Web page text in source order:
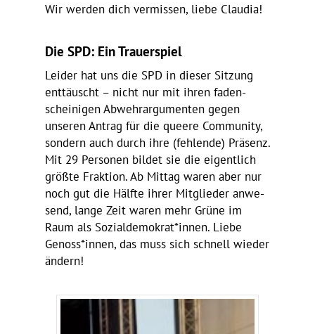
Wir werden dich vermissen, liebe Claudia!
Die SPD: Ein Trauerspiel
Leider hat uns die SPD in dieser Sitzung
enttäuscht – nicht nur mit ihren faden­
schei­nigen Abwehr­ar­gu­menten gegen
unseren Antrag für die queere Commu­nity,
sondern auch durch ihre (fehlende) Präsenz.
Mit 29 Personen bildet sie die eigent­lich
größte Frak­tion. Ab Mittag waren aber nur
noch gut die Hälfte ihrer Mitglieder anwe­
send, lange Zeit waren mehr Grüne im
Raum als Sozialdemokrat*innen. Liebe
Genoss*innen, das muss sich schnell wieder
ändern!